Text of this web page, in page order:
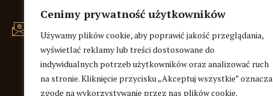
Cenimy prywatność użytkowników
Używamy plików cookie, aby poprawić jakość przeglądania,
wyświetlać reklamy lub treści dostosowane do
indywidualnych potrzeb użytkowników oraz analizować ruch
na stronie. Kliknięcie przycisku „Akceptuj wszystkie” oznacza
zgodę na wykorzystywanie przez nas plików cookie.
z@aleksandraspacebooks.pl
Facebook